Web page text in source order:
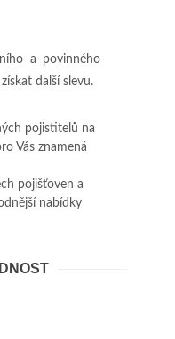
a povinného
další slevu.
pojistitelů na
Vás znamená
pojišťoven a
nabídky